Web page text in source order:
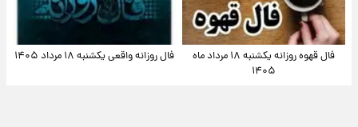
فال قهوه روزانه یکشنبه ۱۸ مرداد ماه
۱۴۰۵
فال روزانه واقعی یکشنبه ۱۸ مرداد ۱۴۰۵